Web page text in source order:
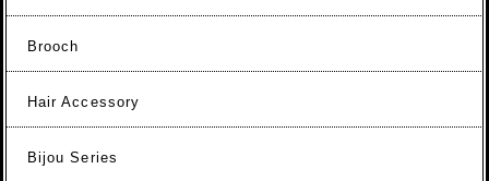
Brooch
Hair Accessory
Bijou Series